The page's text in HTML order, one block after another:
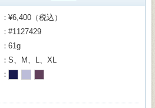
¥6,400（税込）
#1127429
61g
S、M、L、XL